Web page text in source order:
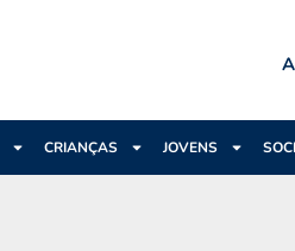
CRIANÇAS JOVENS